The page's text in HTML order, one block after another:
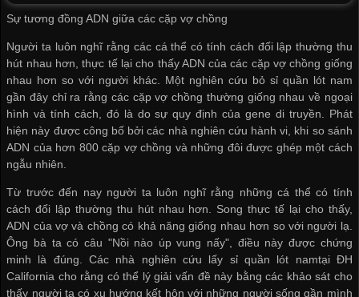
Sự tương đồng ADN giữa các cặp vợ chồng
Người ta luôn nghĩ rằng các cá thể có tính cách đối lập thường thu
hút nhau hơn, thực tế lại cho thấy ADN của các cặp vợ chồng giống
nhau hơn so với người khác. Một nghiên cứu bỏ sỉ quần lót nam
gần đây chỉ ra rằng các cặp vợ chồng thường giống nhau về ngoại
hình và tính cách, đó là do sự quy định của gene di truyền. Phát
hiện này được công bố bởi các nhà nghiên cứu hành vi, khi so sánh
ADN của hơn 800 cặp vợ chồng và những đôi được ghép một cách
ngẫu nhiên.
Từ trước đến nay người ta luôn nghĩ rằng những cá thể có tính
cách đối lập thường thu hút nhau hơn. Song thực tế lại cho thấy,
ADN của vợ và chồng có khả năng giống nhau hơn so với người lạ.
Ông bà ta có câu "Nồi nào úp vung nấy", điều này được chứng
minh là đúng. Các nhà nghiên cứu lấy sỉ quần lót namtại ĐH
California cho rằng có thể lý giải vấn đề này bằng các khảo sát cho
thấy người ta có xu hướng kết hôn với những người sống gần mình